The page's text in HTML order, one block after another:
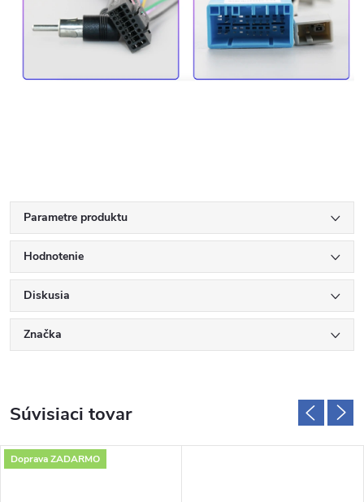
Parametre produktu
Hodnotenie
Diskusia
Značka
Súvisiaci tovar
Doprava ZADARMO